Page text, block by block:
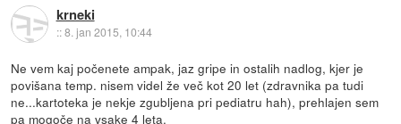
krneki
::8. jan 2015, 10:44
Ne vem kaj počenete ampak, jaz gripe in ostalih nadlog, kjer je
povišana temp. nisem videl že več kot 20 let (zdravnika pa tudi
ne...kartoteka je nekje zgubljena pri pediatru hah), prehlajen sem
pa mogoče na vsake 4 leta.